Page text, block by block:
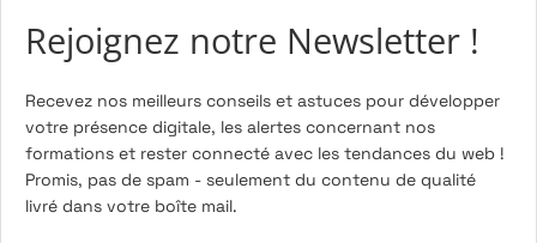
Rejoignez notre Newsletter !
Recevez nos meilleurs conseils et astuces pour développer
votre présence digitale, les alertes concernant nos
formations et rester connecté avec les tendances du web !
Promis, pas de spam - seulement du contenu de qualité
livré dans votre boîte mail.